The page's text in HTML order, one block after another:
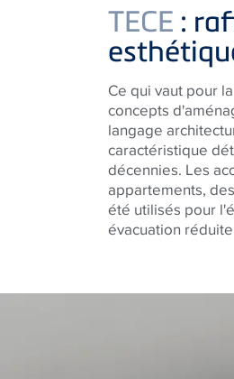
TECE :
Ce qui vaut pour
concepts
langage
caractéristique
décennies. Les
appartements, des
été utilisés pour
évacuation